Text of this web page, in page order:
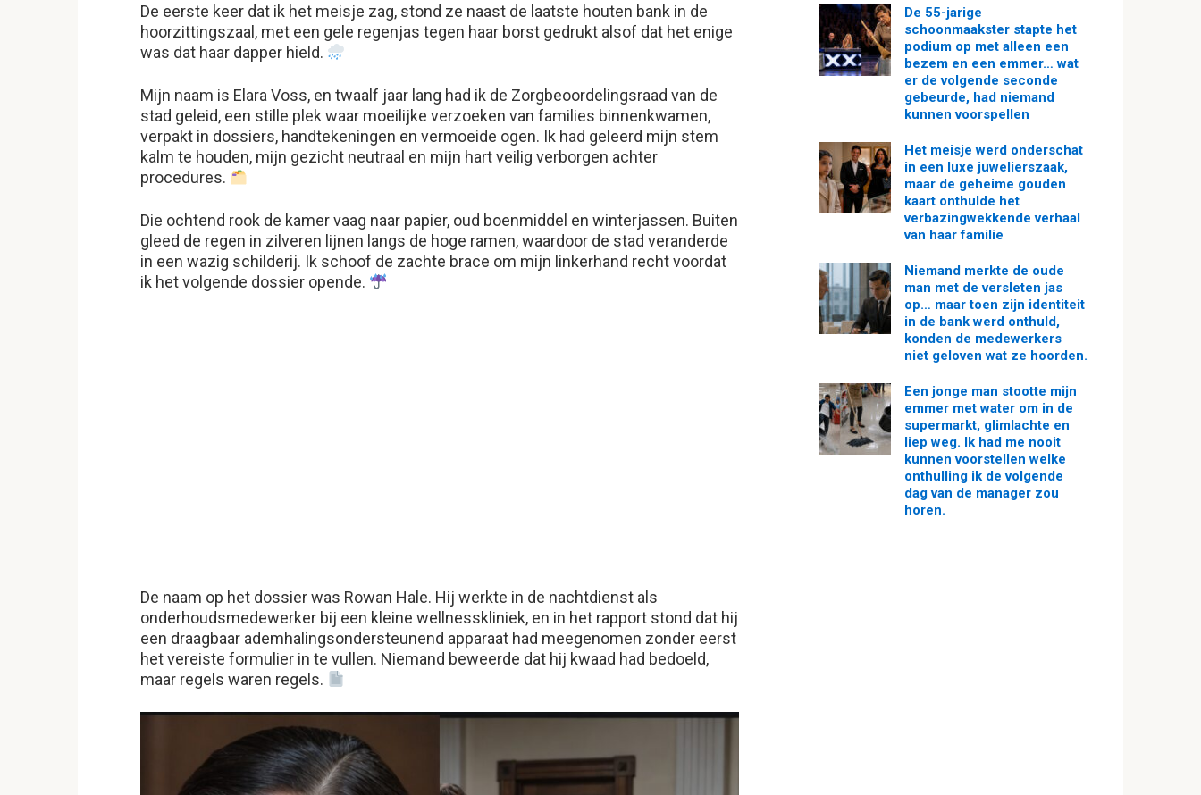
De eerste keer dat ik het meisje zag, stond ze naast de laatste houten bank in de
hoorzittingszaal, met een gele regenjas tegen haar borst gedrukt alsof dat het enige
was dat haar dapper hield.
Mijn naam is Elara Voss, en twaalf jaar lang had ik de Zorgbeoordelingsraad van de
stad geleid, een stille plek waar moeilijke verzoeken van families binnenkwamen,
verpakt in dossiers, handtekeningen en vermoeide ogen. Ik had geleerd mijn stem
kalm te houden, mijn gezicht neutraal en mijn hart veilig verborgen achter
procedures.
Die ochtend rook de kamer vaag naar papier, oud boenmiddel en winterjassen. Buiten
gleed de regen in zilveren lijnen langs de hoge ramen, waardoor de stad veranderde
in een wazig schilderij. Ik schoof de zachte brace om mijn linkerhand recht voordat
ik het volgende dossier opende.
De naam op het dossier was Rowan Hale. Hij werkte in de nachtdienst als
onderhoudsmedewerker bij een kleine wellnesskliniek, en in het rapport stond dat hij
een draagbaar ademhalingsondersteunend apparaat had meegenomen zonder eerst
het vereiste formulier in te vullen. Niemand beweerde dat hij kwaad had bedoeld,
maar regels waren regels.
De 55-jarige
schoonmaakster stapte het
podium op met alleen een
bezem en een emmer… wat
er de volgende seconde
gebeurde, had niemand
kunnen voorspellen
Het meisje werd onderschat
in een luxe juwelierszaak,
maar de geheime gouden
kaart onthulde het
verbazingwekkende verhaal
van haar familie
Niemand merkte de oude
man met de versleten jas
op… maar toen zijn identiteit
in de bank werd onthuld,
konden de medewerkers
niet geloven wat ze hoorden.
Een jonge man stootte mijn
emmer met water om in de
supermarkt, glimlachte en
liep weg. Ik had me nooit
kunnen voorstellen welke
onthulling ik de volgende
dag van de manager zou
horen.